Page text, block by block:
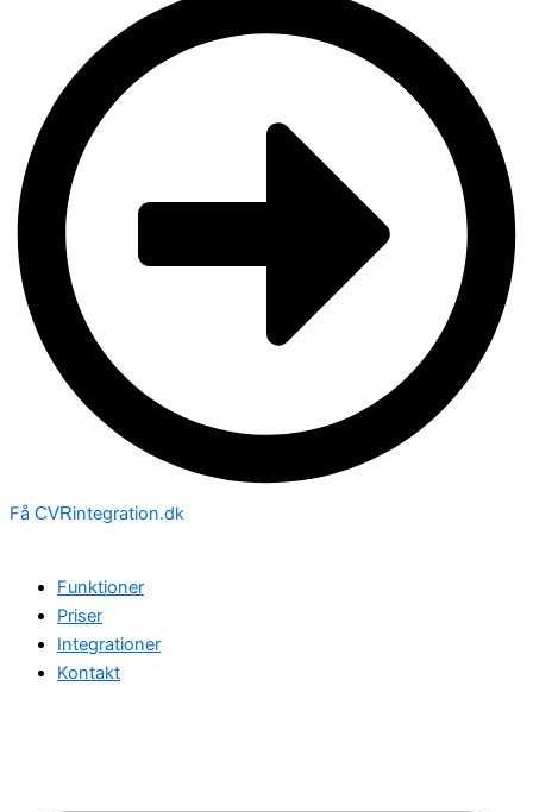
Få CVRintegration.dk
Funktioner
Priser
Integrationer
Kontakt